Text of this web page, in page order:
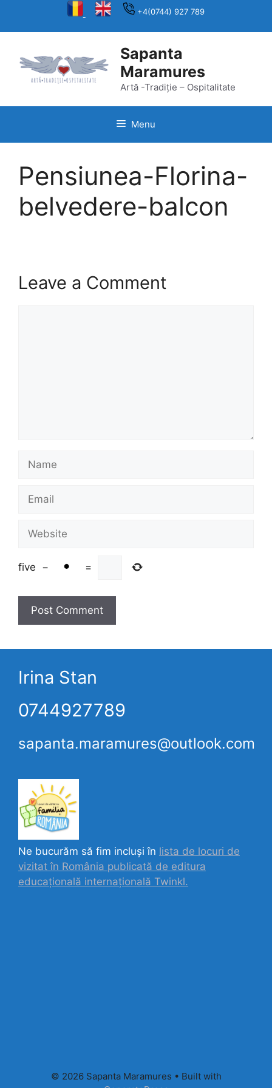
+4(0744) 927 789
Sapanta
Maramures
Artă -Tradiție – Ospitalitate
Menu
Pensiunea-Florina-
belvedere-balcon
Leave a Comment
Name
Email
Website
five − =
Irina Stan
0744927789
sapanta.maramures@outlook.com
Ne bucurăm să fim incluși în lista de locuri de
vizitat în România publicată de editura
educațională internațională Twinkl.
© 2026 Sapanta Maramures • Built with